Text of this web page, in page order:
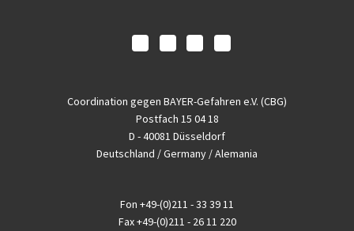
Coordination gegen BAYER-Gefahren e.V. (CBG)
Postfach 15 04 18
D - 40081 Düsseldorf
Deutschland / Germany / Alemania
Fon +49-(0)211 - 33 39 11
Fax+49-(0)211 - 26 11 220